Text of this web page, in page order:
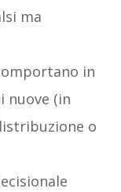
ma
in
nuove (in
o